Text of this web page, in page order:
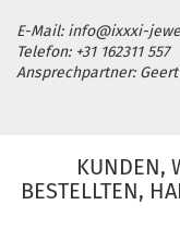
E-Mail: info@ixxxi-
Telefon: +31 162311 557
Ansprechpartner:
KUNDEN,
BESTELLTEN,